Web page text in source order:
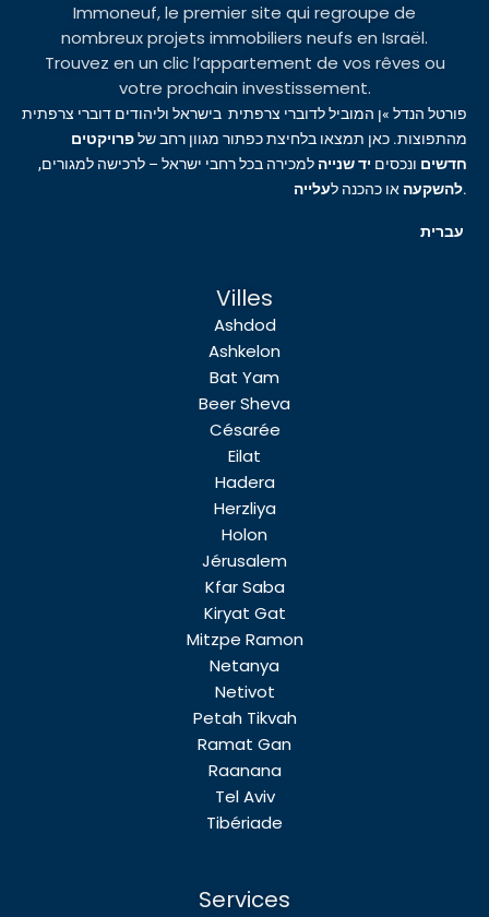
Immoneuf, le premier site qui regroupe de
nombreux projets immobiliers neufs en Israël.
Trouvez en un clic l’appartement de vos rêves ou
votre prochain investissement.
פורטל הנדל »ן המוביל לדוברי צרפתית בישראל וליהודים דוברי צרפתית
מהתפוצות. כאן תמצאו בלחיצת כפתור מגוון רחב שלפרויקטים
חדשים ונכסים יד שנייה למכירה בכל רחבי ישראל – לרכישה למגורים,
להשקעה או כהכנה לעלייה .
Villes
Ashdod
Ashkelon
Bat Yam
Beer Sheva
Césarée
Eilat
Hadera
Herzliya
Holon
Jérusalem
Kfar Saba
Kiryat Gat
Mitzpe Ramon
Netanya
Netivot
Petah Tikvah
Ramat Gan
Raanana
Tel Aviv
Tibériade
Services